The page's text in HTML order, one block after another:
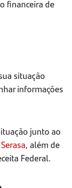
financeira de
situação
informações
junto ao
Serasa, além de
Federal.